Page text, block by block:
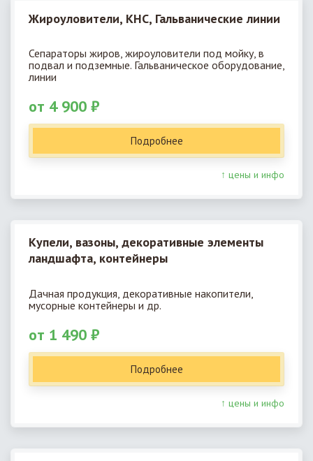
Жироуловители, КНС, Гальванические линии
Сепараторы жиров, жироуловители под мойку, в
подвал и подземные. Гальваническое оборудование,
линии
от 4 900 ₽
Подробнее
↑ цены и инфо
Купели, вазоны, декоративные элементы
ландшафта, контейнеры
Дачная продукция, декоративные накопители,
мусорные контейнеры и др.
от 1 490 ₽
Подробнее
↑ цены и инфо